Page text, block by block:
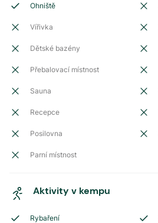
Ohniště
Vířivka
Dětské bazény
Přebalovací místnost
Sauna
Recepce
Posilovna
Parní místnost
Aktivity v kempu
Rybaření